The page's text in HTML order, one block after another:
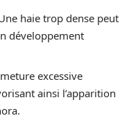
haie trop dense peut
développement
excessive
ainsi l’apparition